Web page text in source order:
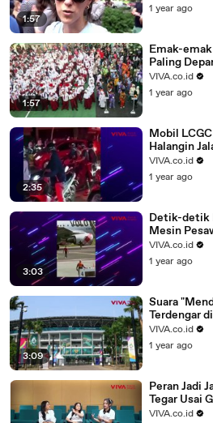
1:57
1 year ago
1:57
Emak-
Paling
VIVA.co.id
1 year ago
2:35
Mobil
Halangin
VIVA.co.id
1 year ago
3:03
Detik-detik
Mesin
VIVA.co.id
1 year ago
3:09
Suara
Terdengar
VIVA.co.id
1 year ago
Peran Jadi
Tegar Usai
VIVA.co.id